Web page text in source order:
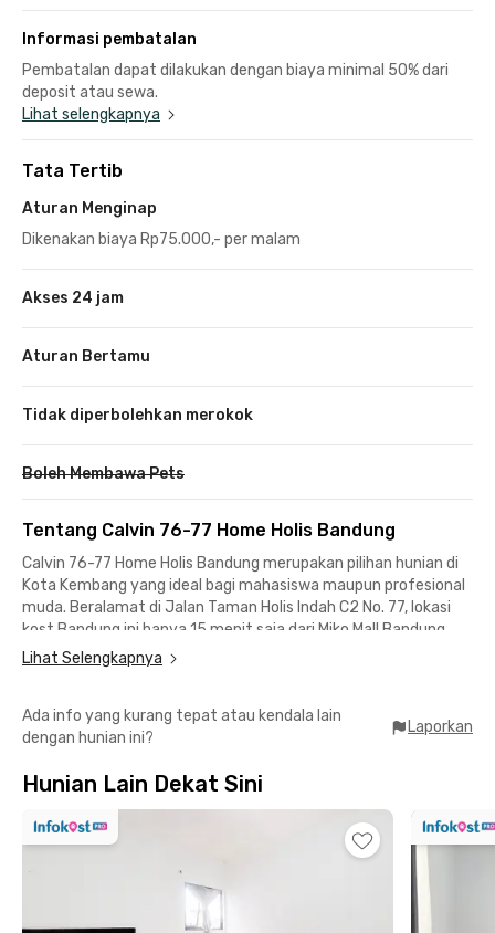
Informasi pembatalan
Pembatalan dapat dilakukan dengan biaya minimal 50% dari
deposit atau sewa.
Lihat selengkapnya
Tata Tertib
Aturan Menginap
Dikenakan biaya Rp75.000,- per malam
Akses 24 jam
Aturan Bertamu
Tidak diperbolehkan merokok
Boleh Membawa Pets
Tentang Calvin 76-77 Home Holis Bandung
Calvin 76-77 Home Holis Bandung merupakan pilihan hunian di
Kota Kembang yang ideal bagi mahasiswa maupun profesional
muda. Beralamat di Jalan Taman Holis Indah C2 No. 77, lokasi
kost Bandung ini hanya 15 menit saja dari Miko Mall Bandung
dan 20 menit dari Universitas Telkom.
Juanda, Jalan Diponegoro, maupun Jalan Surapati hanya
membutuhkan waktu kurang dari 30 menit perjalanan. Tempat
dari warung makan kaki lima hingga cafe hits seperti TTALs
Korean BBQ, Bakmi Royal, M Coffee Company Holis, Wizzmie,
Imah Djoglo, dan masih banyak lagi.
Fasilitas di Calvin 76-77 Home Holis Bandung pastinya lengkap
karena kamarnya sudah berperabot dengan AC, koneksi WiFi,
dan kamar mandi dalam dengan pemanas air. Selain itu, harga
Lihat Selengkapnya
Ada info yang kurang tepat atau kendala lain
dengan hunian ini?
Laporkan
Hunian Lain Dekat Sini